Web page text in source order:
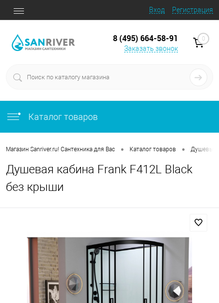
Вход Регистрация
8 (495) 664-58-91
Заказать звонок
0
Каталог товаров
Магазин Sanriver.ru! Сантехника для Вас • Каталог товаров • Душевые
Душевая кабина Frank F412L Black
без крыши